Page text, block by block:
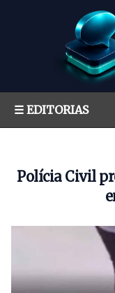
☰ EDITORIAS
Polícia Civil